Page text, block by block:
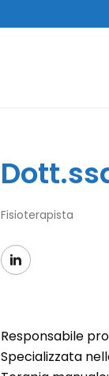
Fisioterapista
Responsabile
Specializzata